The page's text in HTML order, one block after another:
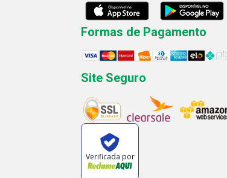
Formas de Pagamento
Site Seguro
Verificada por